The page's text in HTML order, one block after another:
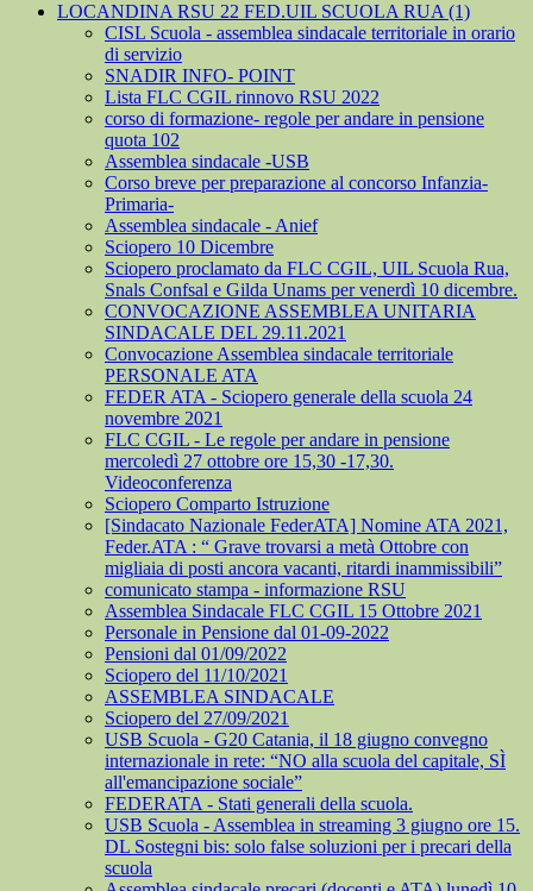
LOCANDINA RSU 22 FED.UIL SCUOLA RUA (1)
CISL Scuola - assemblea sindacale territoriale in orario
di servizio
SNADIR INFO- POINT
Lista FLC CGIL rinnovo RSU 2022
corso di formazione- regole per andare in pensione
quota 102
Assemblea sindacale -USB
Corso breve per preparazione al concorso Infanzia-
Primaria-
Assemblea sindacale - Anief
Sciopero 10 Dicembre
Sciopero proclamato da FLC CGIL, UIL Scuola Rua,
Snals Confsal e Gilda Unams per venerdì 10 dicembre.
CONVOCAZIONE ASSEMBLEA UNITARIA
SINDACALE DEL 29.11.2021
Convocazione Assemblea sindacale territoriale
PERSONALE ATA
FEDER ATA - Sciopero generale della scuola 24
novembre 2021
FLC CGIL - Le regole per andare in pensione
mercoledì 27 ottobre ore 15,30 -17,30.
Videoconferenza
Sciopero Comparto Istruzione
[Sindacato Nazionale FederATA] Nomine ATA 2021,
Feder.ATA : “ Grave trovarsi a metà Ottobre con
migliaia di posti ancora vacanti, ritardi inammissibili”
comunicato stampa - informazione RSU
Assemblea Sindacale FLC CGIL 15 Ottobre 2021
Personale in Pensione dal 01-09-2022
Pensioni dal 01/09/2022
Sciopero del 11/10/2021
ASSEMBLEA SINDACALE
Sciopero del 27/09/2021
USB Scuola - G20 Catania, il 18 giugno convegno
internazionale in rete: “NO alla scuola del capitale, SÌ
all'emancipazione sociale”
FEDERATA - Stati generali della scuola.
USB Scuola - Assemblea in streaming 3 giugno ore 15.
DL Sostegni bis: solo false soluzioni per i precari della
scuola